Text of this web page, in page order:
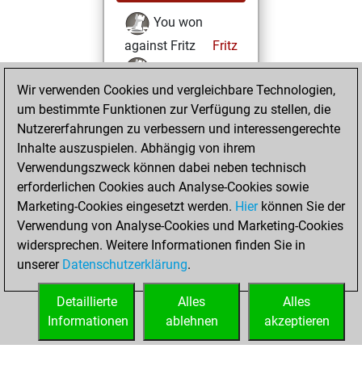
You won
against Fritz
Fritz
You achieved a
BeautyScore of 27
You achieved a
new Elo of 1617
You created
your Studies account
Studies
Dienstag,
Dezember 21, 2021
You created
your Fritz account
Wir verwenden Cookies und vergleichbare Technologien,
um bestimmte Funktionen zur Verfügung zu stellen, die
Nutzererfahrungen zu verbessern und interessengerechte
Inhalte auszuspielen. Abhängig von ihrem
Verwendungszweck können dabei neben technisch
erforderlichen Cookies auch Analyse-Cookies sowie
Marketing-Cookies eingesetzt werden. Hierkönnen Sie der
Verwendung von Analyse-Cookies und Marketing-Cookies
widersprechen. Weitere Informationen finden Sie in
unserer Datenschutzerklärung.
Alles
akzeptieren
Alles
ablehnen
Detaillierte
Informationen